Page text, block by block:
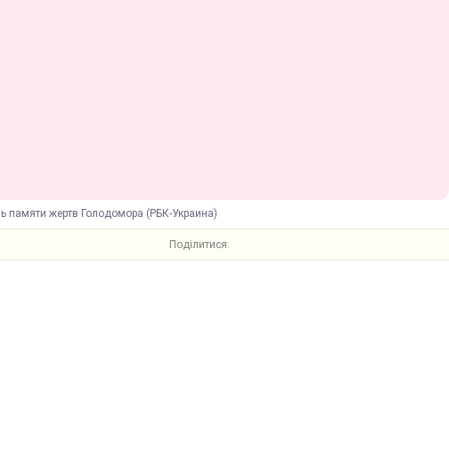
памяти жертв Голодомора (РБК-Украина)
Поділитися: